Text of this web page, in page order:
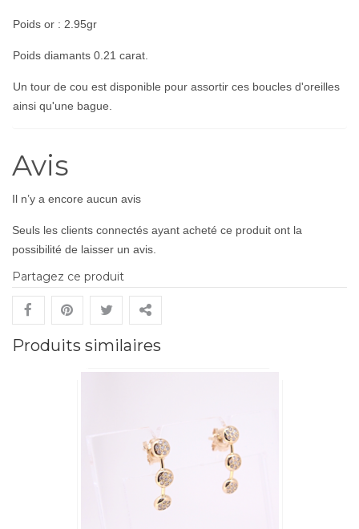
Poids or : 2.95gr
Poids diamants 0.21 carat.
Un tour de cou est disponible pour assortir ces boucles d'oreilles
ainsi qu'une bague
Avis
Il n’y a encore aucun avis
Seuls les clients connectés ayant acheté ce produit ont la
possibilité de laisser un avis.
Partagez ce produit
Produits similaires